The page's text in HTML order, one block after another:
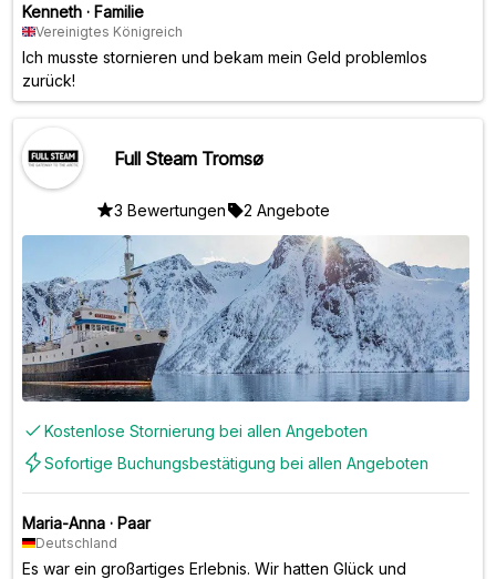
Kenneth · Familie
Vereinigtes Königreich
Ich musste stornieren und bekam mein Geld problemlos
zurück!
Full Steam Tromsø
3 Bewertungen 2 Angebote
Kostenlose Stornierung bei allen Angeboten
Sofortige Buchungsbestätigung bei allen Angeboten
Maria-Anna · Paar
Deutschland
Es war ein großartiges Erlebnis. Wir hatten Glück und